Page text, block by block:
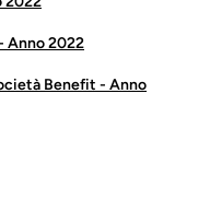
Anno 2022
Benefit - Anno